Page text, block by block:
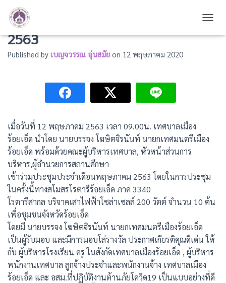
เข้าร่วมประชุมประจำเดือนพฤษภาคม
2563
Published by เบญจวรรณ อุ่นสมัย on 12 พฤษภาคม 2020
เมื่อวันที่ 12 พฤษภาคม 2563 เวลา 09.00น. เทศบาลเมือง
ร้อยเอ็ด นำโดย นายบรรจง โฆษิตจิรนันท์ นายกเทศมนตรีเมือง
ร้อยเอ็ด พร้อมด้วยคณะผู้บริหารเทศบาล, หัวหน้าส่วนการ
บริหาร,ผู้อำนวยการสถานศึกษา
เข้าร่วมประชุมประจำเดือนพฤษภาคม 2563 โดยในการประชุม
ในครั้งนี้ทางสโมสรโรตารีร้อยเอ็ด ภาค 3340
โรตารีสากล บริจาคเสาไฟฟ้าโซล่าเซลล์ 200 วัตต์ จำนวน 10 ต้น
เพื่อชุมชนจังหวัดร้อยเอ็ด
โดยมี นายบรรจง โฆษิตจิรนันท์ นายกเทศมนตรีเมืองร้อยเอ็ด
เป็นผู้รับมอบ และมีการมอบโล่รางวัล ประกาศเกียรติคุณดีเด่น ให้
กับ ผู้บริหารโรงเรียน ครู ในสังกัดเทศบาลเมืองร้อยเอ็ด , ผู้บริหาร
พนักงานเทศบาล ลูกจ้างประจำและพนักงานจ้าง เทศบาลเมือง
ร้อยเอ็ด และ อสม.ที่ปฏิบัติงานต้านภัยโควิด19 เป็นแบบอย่างที่ดี